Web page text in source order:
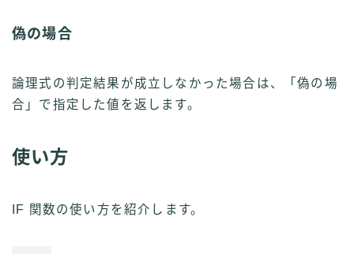
偽の場合
論理式の判定結果が成立しなかった場合は、「偽の場
合」で指定した値を返します。
使い方
IF 関数の使い方を紹介します。